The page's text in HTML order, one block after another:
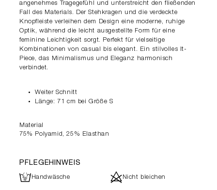
angenehmes Tragegefühl und unterstreicht den fließenden
Fall des Materials. Der Stehkragen und die verdeckte
Knopfleiste verleihen dem Design eine moderne, ruhige
Optik, während die leicht ausgestellte Form für eine
feminine Leichtigkeit sorgt. Perfekt für vielseitige
Kombinationen von casual bis elegant. Ein stilvolles It-
Piece, das Minimalismus und Eleganz harmonisch
verbindet.
Weiter Schnitt
Länge: 71 cm bei Größe S
Material
75% Polyamid, 25% Elasthan
PFLEGEHINWEIS
LHandwäsche dNicht bleichen